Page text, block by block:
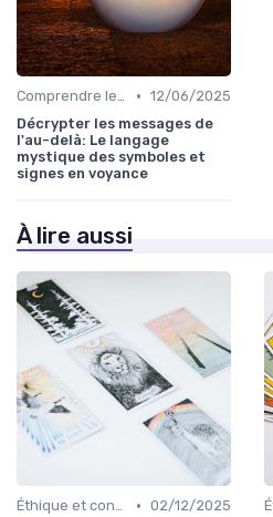
Comprendre les symboles et signes • 12/06/2025
Décrypter les messages de
l'au-delà: Le langage
mystique des symboles et
signes en voyance
À lire aussi
Éthique et confidentialité • 02/12/2025